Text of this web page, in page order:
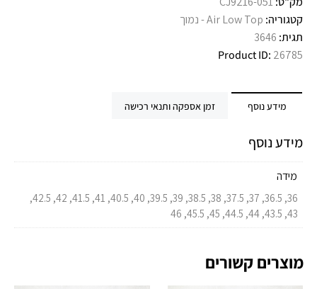
קטגוריה: Air Low Top - נמוך
תגית: 3646
Product ID: 26785
מידע נוסף זמן אספקה ותנאי רכישה
מידע נוסף
מידה
36, 36.5, 37, 37.5, 38, 38.5, 39, 39.5, 40, 40.5, 41, 41.5, 42, 42.5,
43, 43.5, 44, 44.5, 45, 45.5, 46
מוצרים קשורים